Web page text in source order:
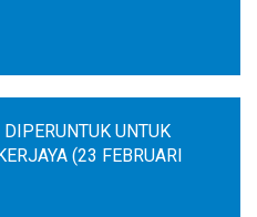
UNTUK
(23 FEBRUARI